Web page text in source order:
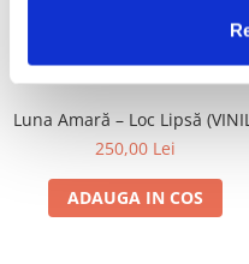
Luna Amară – Loc Lipsă
250,00 Lei
ADAUGA IN COS